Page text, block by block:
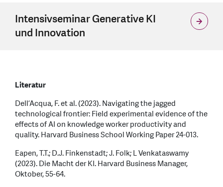
Intensivseminar Generative KI
und Innovation
Literatur
Dell’Acqua, F. et al. (2023). Navigating the jagged
technological frontier: Field experimental evidence of the
effects of AI on knowledge worker productivity and
quality. Harvard Business School Working Paper 24-013.
Eapen, T.T.; D.J. Finkenstadt; J. Folk; L Venkataswamy
(2023). Die Macht der KI. Harvard Business Manager,
Oktober, 55-64.